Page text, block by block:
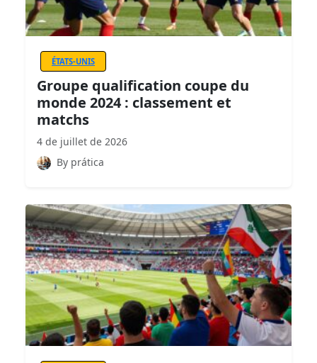
ÉTATS-UNIS
Groupe qualification coupe du
monde 2024 : classement et
matchs
4 de juillet de 2026
By prática